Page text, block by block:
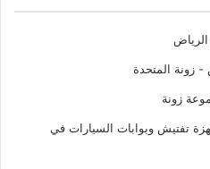
- زونة المتحدة
زونة
تفتيش وبوابات السيارات في